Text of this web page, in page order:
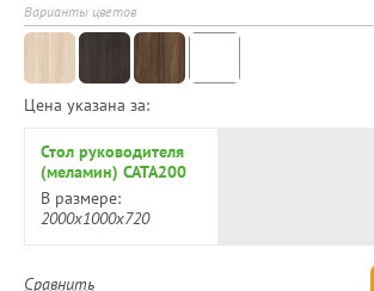
Варианты цветов
Цена указана за:
Стол руководителя
(меламин) CATA200
В размере:
2000х1000х720
Сравнить